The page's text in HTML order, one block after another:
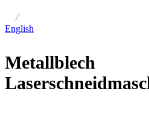
/
English
Metallblech